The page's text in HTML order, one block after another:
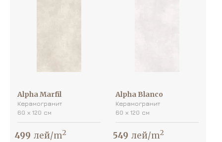
Alpha Marfil
Керамогранит
60 х 120 см
499 лей/m2
Alpha Blanco
Керамогранит
60 х 120 см
549 лей/m2